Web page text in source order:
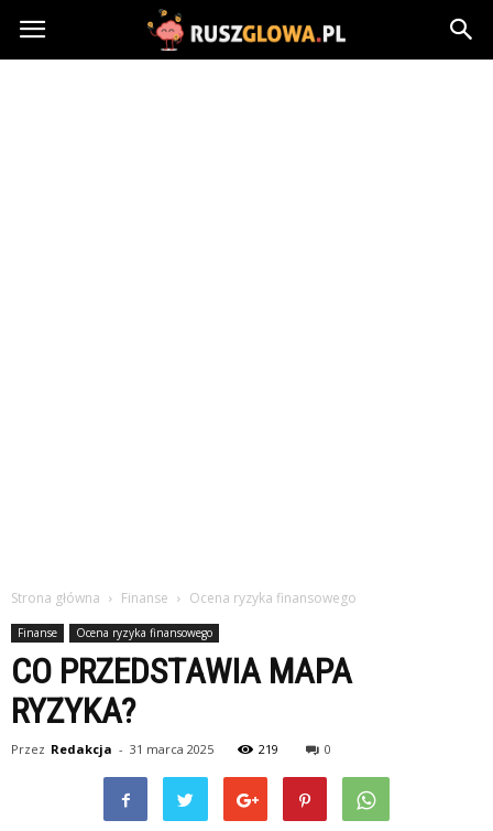
Ruszglowa.pl
Strona główna Finanse Ocena ryzyka finansowego
Finanse Ocena ryzyka finansowego
CO PRZEDSTAWIA MAPA
RYZYKA?
Przez Redakcja - 31 marca 2025 219 0